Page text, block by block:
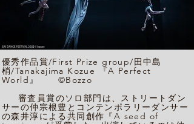
優秀作品賞/First Prize group/田中島
梢/Tanakajima Kozue 『A Perfect
World』 ©Bozzo
審査員賞のソロ部門は、ストリートダン
サーの仲宗根豊とコンテンポラリーダンサー
の森井淳による共同創作『A seed of